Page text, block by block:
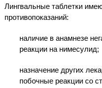
Лингвальные таблетки
противопоказаний:
наличие в анамнезе
реакции на нимесулид;
назначение других
побочные реакции со